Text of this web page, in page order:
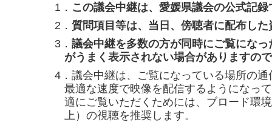
1． この議会中継は、愛媛県議会の公式記
2． 質問項目等は、当日、傍聴者に配布した
3． 議会中継を多数の方が同時にご覧にな
がうまく表示されない場合がありますの
4．議会中継は、ご覧になっている場所の
最適な速度で映像を配信するようになっ
適にご覧いただくためには、ブロード環
上）の視聴を推奨します。